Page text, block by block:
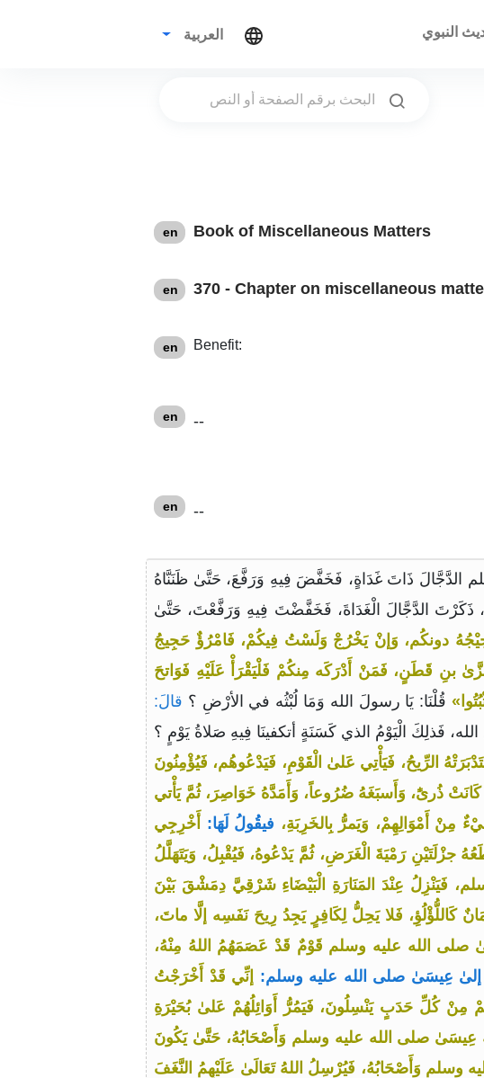
النبوي العربية
en
Book of Miscellaneous Matters
en 370 - Chapter on miscellaneous
en Benefit:
en --
en --
الدَّجَّالَ ذَاتَ غَدَاةٍ، فَخَفَّضَ فِيهِ وَرَفَّعَ، حَتَّىٰ ظَنَنَّاهُ
ذَكَرْتَ الدَّجَّالَ الْغَدَاةَ، فَخَفَّضْتَ فِيهِ وَرَفَّعْتَ، حَتَّىٰ
دونكُم، وَإنْ يَخْرُجْ وَلَسْتُ فِيكُمْ، فَامْرُؤٌ حَجِيجُ
بنِ قَطَنٍ، فَمَنْ أَدْرَكَه مِنكُمْ فَلْيَقْرَأْ عَلَيْهِ فَوَاتحَ
قُلْنَا: يَا رسولَ الله وَمَا لُبْثُه في الأرْضِ ؟ قالَ:
فَذلِكَ الْيَوْمُ الذي كَسَنَةٍ أتكفينَا فِيهِ صَلاةُ يَوْمٍ ؟
الرِّيحُ، فَيَأْتِي عَلىٰ الْقَوْمِ، فَيَدْعُوهُم، فَيُؤْمِنُونَ
ذُرىًٰ، وَأَسبَغَهُ ضُرُوعاً، وَأَمَدَّهُ خَوَاصِرَ، ثُمَّ يَأْتي
مِنْ أَمْوَالِهِمْ، وَيَمرُّ بِالخَرِبَةِ، فيقُولُ لَهَا: أَخْرِجِي
جزْلَتَيْنِ رَمْيَةَ الْغَرَضِ، ثُمَّ يَدْعُوهُ، فَيُقْبِلُ، وَيَتَهَلَّلُ
فَيَنْزِلُ عِنْدَ المَنَارَةِ الْبَيْضَاءِ شَرْقِيَّ دِمَشْقَ بَيْنَ
كَاللُّؤْلُؤِ، فَلا يَحِلُّ لِكَافِرٍ يَجِدُ رِيحَ نَفَسِه إلَّا ماتَ،
صلى الله عليه وسلم قَوْمٌ قَدْ عَصَمَهُمُ اللهُ مِنْهُ،
إلىٰ عِيسَىٰ صلى الله عليه وسلم: إنِّي قَدْ أَخْرَجْتُ
مِنْ كُلِّ حَدَبٍ يَنْسِلُونَ، فَيَمُرُّ أَوَائِلُهُمْ عَلىٰ بُحَيْرَةِ
عِيسَىٰ صلى الله عليه وسلم وَأَصْحَابُهُ، حَتَّىٰ يَكُونَ
وسلم وَأَصْحَابُهُ، فَيُرْسِلُ اللهُ تَعَالَىٰ عَلَيْهِمُ النَّغَفَ